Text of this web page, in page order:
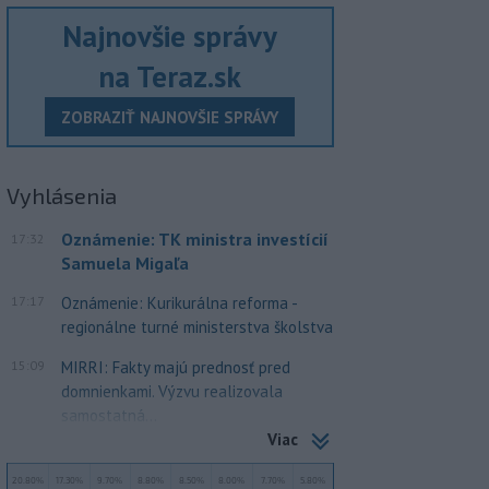
Najnovšie správy
na Teraz.sk
ZOBRAZIŤ NAJNOVŠIE SPRÁVY
Vyhlásenia
17:32
Oznámenie: TK ministra investícií
Samuela Migaľa
17:17
Oznámenie: Kurikurálna reforma -
regionálne turné ministerstva školstva
15:09
MIRRI: Fakty majú prednosť pred
domnienkami. Výzvu realizovala
samostatná...
Viac